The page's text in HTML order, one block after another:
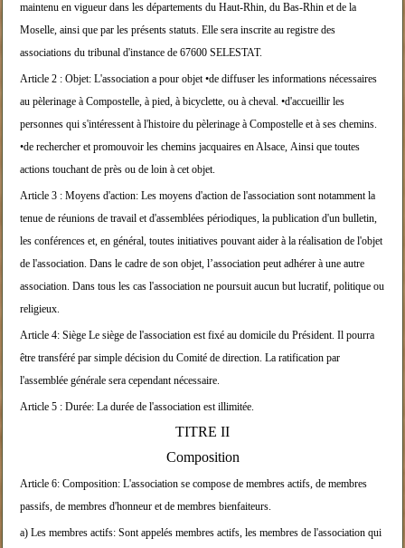
maintenu en vigueurdans les départements du Haut-Rhin, du Bas-Rhin et de la
Moselle, ainsi que par les présents statuts. Elle sera inscrite au registre des
associations du tribunal d'instance de 67600 SELESTAT.
Article 2 : Objet: L'association a pour objet•de diffuser les informations nécessaires
au pèlerinage à Compostelle, à pied, à bicyclette, ou à cheval. •d'accueillir les
personnes qui s'intéressent à l'histoire du pèlerinage à Compostelle et à ses chemins.
•de rechercher et promouvoir les chemins jacquairesen Alsace, Ainsi que toutes
actions touchant de près ou de loin à cet objet.
Article 3 : Moyens d'action: Les moyens d'action de l'association sont notammentla
tenue de réunions de travail et d'assemblées périodiques, la publication d'un bulletin,
les conférences et, en général, toutes initiatives pouvantaider à la réalisation de l'objet
de l'association. Dans le cadre de son objet, l’association peut adhérer à une autre
association. Dans tous les cas l'association ne poursuit aucun but lucratif, politique ou
religieux.
Article 4: Siège Le siège de l'association est fixé au domicile du Président. Il pourra
être transféré par simple décision du Comité de direction. La ratification par
l'assemblée générale sera cependant nécessaire.
Article 5 :Durée: La durée de l'association est illimitée.
TITRE II
Composition
Article 6: Composition: L'association se compose de membres actifs, de membres
passifs, de membres d'honneur et de membres bienfaiteurs.
a) Les membres actifs: Sont appelés membres actifs, les membres de l'association qui